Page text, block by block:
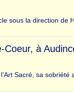
sous la direction de
Coeur, à
Sacré, sa